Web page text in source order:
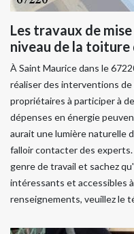
Les travaux de
niveau de la toiture
À Saint Maurice dans le
réaliser des interventions de
propriétaires à participer à
dépenses en énergie
aurait une lumière naturelle
falloir contacter des
genre de travail et sachez
intéressants et accessibles
renseignements, veuillez le